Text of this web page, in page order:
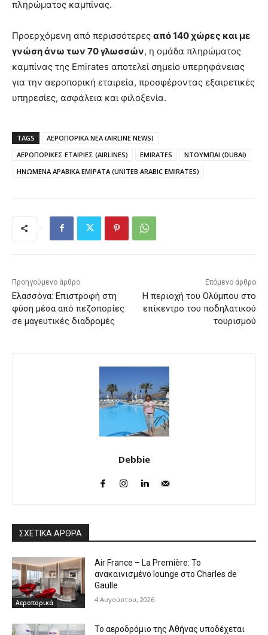
πληρώματος καμπίνας.
Προερχόμενη από περισσότερες από 140 χώρες και με
γνώση άνω των 70 γλωσσών, η ομάδα πληρώματος
καμπίνας της Emirates αποτελεί σημείο υπερηφάνειας
για την αεροπορική εταιρεία, προσφέροντας εξαιρετικές
υπηρεσίες, ασφάλεια και φιλοξενία.
TAGS
ΑΕΡΟΠΟΡΙΚΑ ΝΕΑ (AIRLINE NEWS)
ΑΕΡΟΠΟΡΙΚΕΣ ΕΤΑΙΡΙΕΣ (AIRLINES)
EMIRATES
ΝΤΟΥΜΠΑΙ (DUBAI)
ΗΝΩΜΕΝΑ ΑΡΑΒΙΚΑ ΕΜΙΡΑΤΑ (UNITEB ARABIC EMIRATES)
Προηγούμενο άρθρο
Ελασσόνα: Επιστροφή στη
φύση μέσα από πεζοπορίες
σε μαγευτικές διαδρομές
Επόμενο άρθρο
Η περιοχή του Ολύμπου στο
επίκεντρο του ποδηλατικού
τουρισμού
Debbie
ΣΧΕΤΙΚΑ ΑΡΘΡΑ
Αεροπορικά
Air France – La Première: Το
ανακαινισμένο lounge στο Charles de
Gaulle
4 Αυγούστου, 2026
Το αεροδρόμιο της Αθήνας υποδέχεται